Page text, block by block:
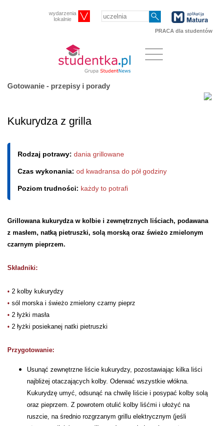
wydarzenia
lokalnie
PRACA dla studentów
Gotowanie - przepisy i porady
Kukurydza z grilla
Rodzaj potrawy: dania grillowane
Czas wykonania: od kwadransa do pół godziny
Poziom trudności: każdy to potrafi
Grillowana kukurydza w kolbie i zewnętrznych liściach, podawana
z masłem, natką pietruszki, solą morską oraz świeżo zmielonym
czarnym pieprzem.
Składniki:
• 2 kolby kukurydzy
• sól morska i świeżo zmielony czarny pieprz
• 2 łyżki masła
• 2 łyżki posiekanej natki pietruszki
Przygotowanie:
Usunąć zewnętrzne liście kukurydzy, pozostawiając kilka liści
najbliżej otaczających kolby. Oderwać wszystkie włókna.
Kukurydzę umyć, odsunąć na chwilę liście i posypać kolby solą
oraz pieprzem. Z powrotem otulić kolby liśćmi i ułożyć na
ruszcie, na średnio rozgrzanym grillu elektrycznym (jeśli